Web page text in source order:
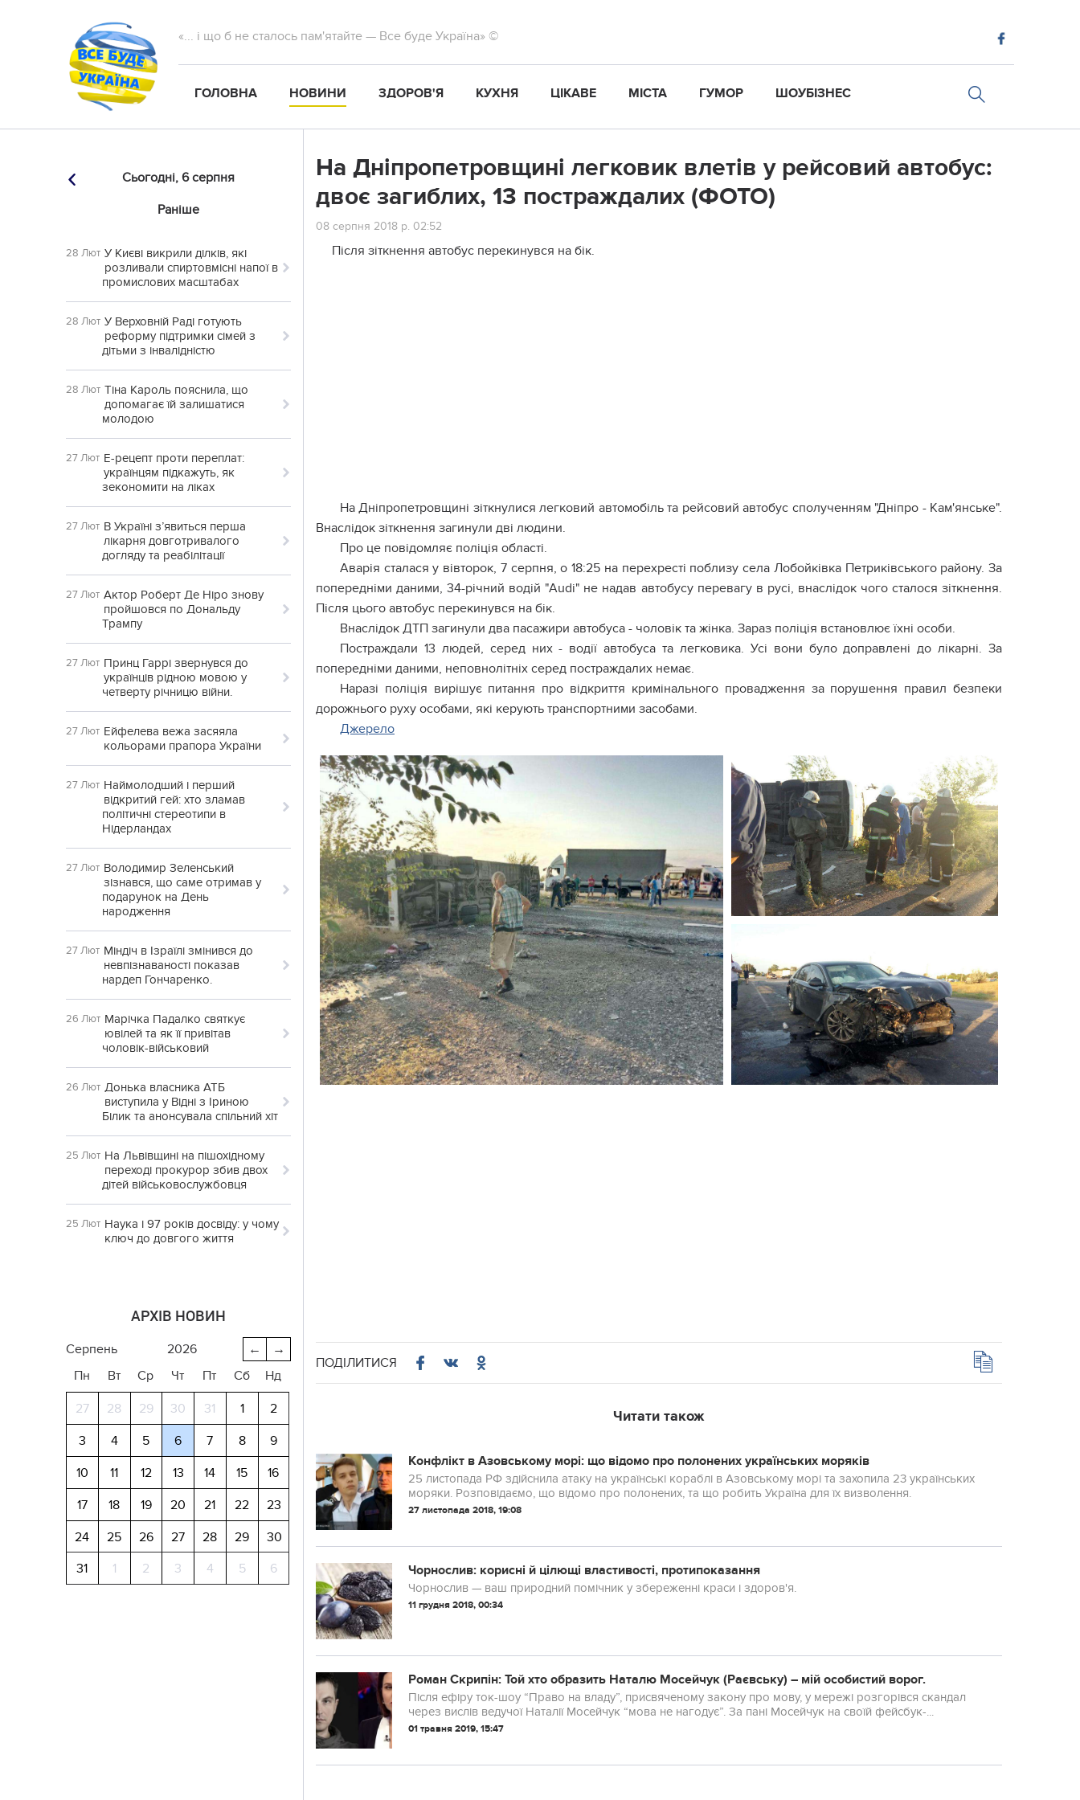
«... і що б не сталось пам'ятайте — Все буде Україна» ©
ГОЛОВНА НОВИНИ ЗДОРОВ'Я КУХНЯ ЦІКАВЕ МІСТА ГУМОР ШОУБІЗНЕС
Сьогодні, 6 серпня
Раніше
28 Лют У Києві викрили ділків, які
розливали спиртовмісні напої в
промислових масштабах
28 Лют У Верховній Раді готують
реформу підтримки сімей з
дітьми з інвалідністю
28 Лют Тіна Кароль пояснила, що
допомагає їй залишатися
молодою
27 Лют Е-рецепт проти переплат:
українцям підкажуть, як
зекономити на ліках
27 Лют В Україні з’явиться перша
лікарня довготривалого
догляду та реабілітації
27 Лют Актор Роберт Де Ніро знову
пройшовся по Дональду
Трампу
27 Лют Принц Гаррі звернувся до
українців рідною мовою у
четверту річницю війни.
27 Лют Ейфелева вежа засяяла
кольорами прапора України
27 Лют Наймолодший і перший
відкритий гей: хто зламав
політичні стереотипи в
Нідерландах
27 Лют Володимир Зеленський
зізнався, що саме отримав у
подарунок на День
народження
27 Лют Міндіч в Ізраїлі змінився до
невпізнаваності показав
нардеп Гончаренко.
26 Лют Марічка Падалко святкує
ювілей та як її привітав
чоловік-військовий
26 Лют Донька власника АТБ
виступила у Відні з Іриною
Білик та анонсувала спільний хіт
25 Лют На Львівщині на пішохідному
переході прокурор збив двох
дітей військовослужбовця
25 Лют Наука і 97 років досвіду: у чому
ключ до довгого життя
АРХІВ НОВИН
→
←
серпень
2026
Пн
Вт Ср Чт Пт Сб Нд
27 28 29 30 31 1
2
3
4 5 6 7 8
9
10
11 12 13 14 15
16
17
18 19 20 21 22
23
24
25 26 27 28 29
30
31
1 2 3 4 5 6
На Дніпропетровщині легковик влетів у рейсовий автобус:
двоє загиблих, 13 постраждалих (ФОТО)
08 серпня 2018 р. 02:52
Після зіткнення автобус перекинувся на бік.
На Дніпропетровщині зіткнулися легковий автомобіль та рейсовий автобус сполученням "Дніпро - Кам'янське".
Внаслідок зіткнення загинули дві людини.
Про це повідомляє поліція області.
Аварія сталася у вівторок, 7 серпня, о 18:25 на перехресті поблизу села Лобойківка Петриківського району. За
попередніми даними, 34-річний водій "Audi" не надав автобусу перевагу в русі, внаслідок чого сталося зіткнення.
Після цього автобус перекинувся на бік.
Внаслідок ДТП загинули два пасажири автобуса - чоловік та жінка. Зараз поліція встановлює їхні особи.
Постраждали 13 людей, серед них - водії автобуса та легковика. Усі вони було доправлені до лікарні. За
попередніми даними, неповнолітніх серед постраждалих немає.
Наразі поліція вирішує питання про відкриття кримінального провадження за порушення правил безпеки
дорожнього руху особами, які керують транспортними засобами.
Джерело
ПОДІЛИТИСЯ
Читати також
Конфлікт в Азовському морі: що відомо про полонених українських моряків
25 листопада РФ здійснила атаку на українські кораблі в Азовському морі та захопила 23 українських
моряки. Розповідаємо, що відомо про полонених, та що робить Україна для їх визволення.
27 листопада 2018, 19:08
Чорнослив: корисні й цілющі властивості, протипоказання
Чорнослив — ваш природний помічник у збереженні краси і здоров'я.
11 грудня 2018, 00:34
Роман Скрипін: Той хто образить Наталю Мосейчук (Раєвську) – мій особистий ворог.
Після ефіру ток-шоу “Право на владу”, присвяченому закону про мову, у мережі розгорівся скандал
через вислів ведучої Наталії Мосейчук “мова не нагодує”. За пані Мосейчук на своїй фейсбук-...
01 травня 2019, 15:47